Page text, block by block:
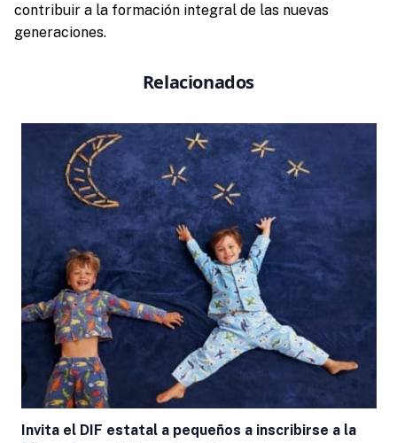
contribuir a la formación integral de las nuevas
generaciones.
Relacionados
Invita el DIF estatal a pequeños a inscribirse a la